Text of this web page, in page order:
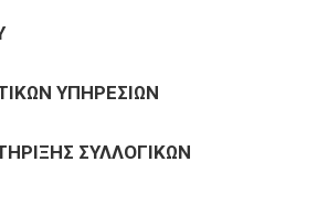
ΥΠΗΡΕΣΙΩΝ
ΣΥΛΛΟΓΙΚΩΝ